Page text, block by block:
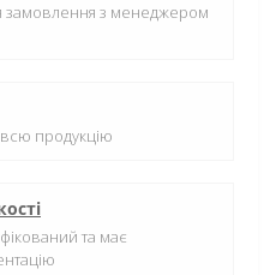
замовлення з менеджером
всю продукцію
та має